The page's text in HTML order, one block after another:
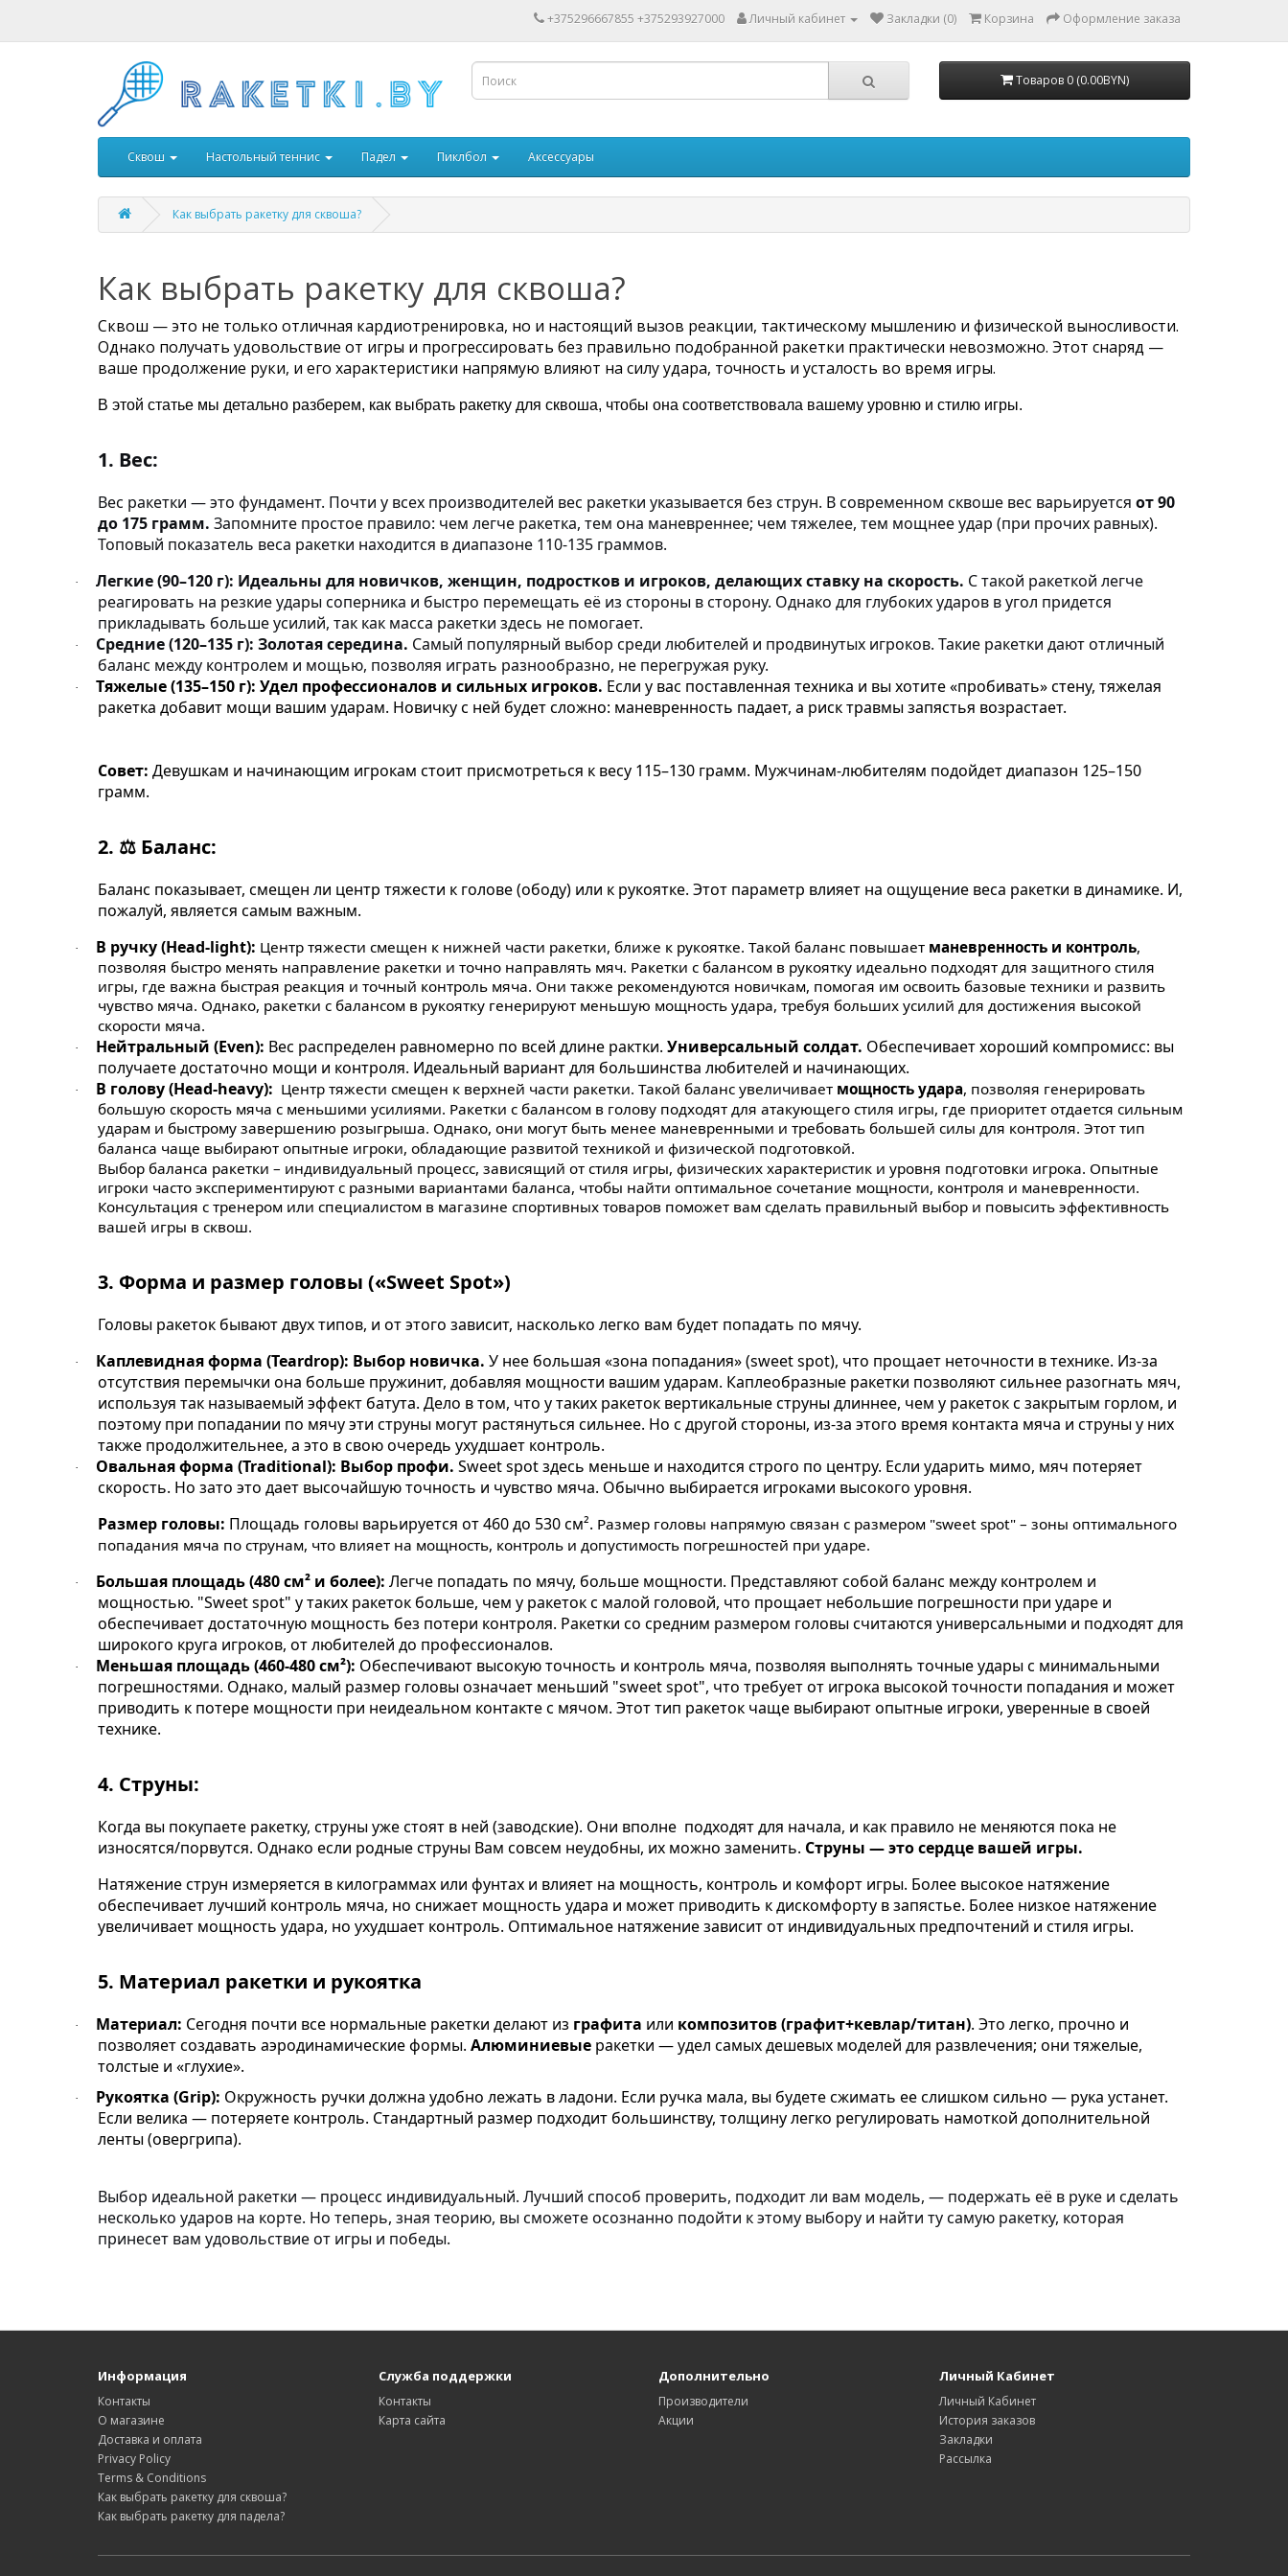
+375296667855 +375293927000 Личный кабинет Закладки (0) Корзина Оформление заказа
Товаров 0 (0.00BYN)
Сквош Настольный теннис Падел Пиклбол Аксессуары
Как выбрать ракетку для сквоша?
Как выбрать ракетку для сквоша?
Сквош — это не только отличная кардиотренировка, но и настоящий вызов реакции, тактическому мышлению и физической выносливости.
Однако получать удовольствие от игры и прогрессировать без правильно подобранной ракетки практически невозможно. Этот снаряд —
ваше продолжение руки, и его характеристики напрямую влияют на силу удара, точность и усталость во время игры.
В этой статье мы детально разберем, как выбрать ракетку для сквоша, чтобы она соответствовала вашему уровню и стилю игры.
1. Вес:
Вес ракетки — это фундамент. Почти у всех производителей вес ракетки указывается без струн. В современном сквоше вес варьируется от 90
до 175 грамм. Запомните простое правило: чем легче ракетка, тем она маневреннее; чем тяжелее, тем мощнее удар (при прочих равных).
Топовый показатель веса ракетки находится в диапазоне 110-135 граммов.
· Легкие (90–120 г): Идеальны для новичков, женщин, подростков и игроков, делающих ставку на скорость. С такой ракеткой легче
реагировать на резкие удары соперника и быстро перемещать её из стороны в сторону. Однако для глубоких ударов в угол придется
прикладывать больше усилий, так как масса ракетки здесь не помогает.
· Средние (120–135 г): Золотая середина. Самый популярный выбор среди любителей и продвинутых игроков. Такие ракетки дают отличный
баланс между контролем и мощью, позволяя играть разнообразно, не перегружая руку.
· Тяжелые (135–150 г): Удел профессионалов и сильных игроков. Если у вас поставленная техника и вы хотите «пробивать» стену, тяжелая
ракетка добавит мощи вашим ударам. Новичку с ней будет сложно: маневренность падает, а риск травмы запястья возрастает.
Совет: Девушкам и начинающим игрокам стоит присмотреться к весу 115–130 грамм. Мужчинам-любителям подойдет диапазон 125–150
грамм.
2. ⚖️ Баланс:
Баланс показывает, смещен ли центр тяжести к голове (ободу) или к рукоятке. Этот параметр влияет на ощущение веса ракетки в динамике. И,
пожалуй, является самым важным.
· В ручку (Head-light): Центр тяжести смещен к нижней части ракетки, ближе к рукоятке. Такой баланс повышает маневренность и контроль,
позволяя быстро менять направление ракетки и точно направлять мяч. Ракетки с балансом в рукоятку идеально подходят для защитного стиля
игры, где важна быстрая реакция и точный контроль мяча. Они также рекомендуются новичкам, помогая им освоить базовые техники и развить
чувство мяча. Однако, ракетки с балансом в рукоятку генерируют меньшую мощность удара, требуя больших усилий для достижения высокой
скорости мяча.
· Нейтральный (Even): Вес распределен равномерно по всей длине рактки. Универсальный солдат. Обеспечивает хороший компромисс: вы
получаете достаточно мощи и контроля. Идеальный вариант для большинства любителей и начинающих.
· В голову (Head-heavy): Центр тяжести смещен к верхней части ракетки. Такой баланс увеличивает мощность удара, позволяя генерировать
большую скорость мяча с меньшими усилиями. Ракетки с балансом в голову подходят для атакующего стиля игры, где приоритет отдается сильным
ударам и быстрому завершению розыгрыша. Однако, они могут быть менее маневренными и требовать большей силы для контроля. Этот тип
баланса чаще выбирают опытные игроки, обладающие развитой техникой и физической подготовкой.
Выбор баланса ракетки – индивидуальный процесс, зависящий от стиля игры, физических характеристик и уровня подготовки игрока. Опытные
игроки часто экспериментируют с разными вариантами баланса, чтобы найти оптимальное сочетание мощности, контроля и маневренности.
Консультация с тренером или специалистом в магазине спортивных товаров поможет вам сделать правильный выбор и повысить эффективность
вашей игры в сквош.
3. Форма и размер головы («Sweet Spot»)
Головы ракеток бывают двух типов, и от этого зависит, насколько легко вам будет попадать по мячу.
· Каплевидная форма (Teardrop): Выбор новичка. У нее большая «зона попадания» (sweet spot), что прощает неточности в технике. Из-за
отсутствия перемычки она больше пружинит, добавляя мощности вашим ударам. Каплеобразные ракетки позволяют сильнее разогнать мяч,
используя так называемый эффект батута. Дело в том, что у таких ракеток вертикальные струны длиннее, чем у ракеток с закрытым горлом, и
поэтому при попадании по мячу эти струны могут растянуться сильнее. Но с другой стороны, из-за этого время контакта мяча и струны у них
также продолжительнее, а это в свою очередь ухудшает контроль.
· Овальная форма (Traditional): Выбор профи. Sweet spot здесь меньше и находится строго по центру. Если ударить мимо, мяч потеряет
скорость. Но зато это дает высочайшую точность и чувство мяча. Обычно выбирается игроками высокого уровня.
Размер головы: Площадь головы варьируется от 460 до 530 см². Размер головы напрямую связан с размером "sweet spot" – зоны оптимального
попадания мяча по струнам, что влияет на мощность, контроль и допустимость погрешностей при ударе.
· Большая площадь (480 см² и более): Легче попадать по мячу, больше мощности. Представляют собой баланс между контролем и
мощностью. "Sweet spot" у таких ракеток больше, чем у ракеток с малой головой, что прощает небольшие погрешности при ударе и
обеспечивает достаточную мощность без потери контроля. Ракетки со средним размером головы считаются универсальными и подходят для
широкого круга игроков, от любителей до профессионалов.
· Меньшая площадь (460-480 см²): Обеспечивают высокую точность и контроль мяча, позволяя выполнять точные удары с минимальными
погрешностями. Однако, малый размер головы означает меньший "sweet spot", что требует от игрока высокой точности попадания и может
приводить к потере мощности при неидеальном контакте с мячом. Этот тип ракеток чаще выбирают опытные игроки, уверенные в своей
технике.
4. Струны:
Когда вы покупаете ракетку, струны уже стоят в ней (заводские). Они вполне подходят для начала, и как правило не меняются пока не
износятся/порвутся. Однако если родные струны Вам совсем неудобны, их можно заменить. Струны — это сердце вашей игры.
Натяжение струн измеряется в килограммах или фунтах и влияет на мощность, контроль и комфорт игры. Более высокое натяжение
обеспечивает лучший контроль мяча, но снижает мощность удара и может приводить к дискомфорту в запястье. Более низкое натяжение
увеличивает мощность удара, но ухудшает контроль. Оптимальное натяжение зависит от индивидуальных предпочтений и стиля игры.
5. Материал ракетки и рукоятка
· Материал: Сегодня почти все нормальные ракетки делают из графита или композитов (графит+кевлар/титан). Это легко, прочно и
позволяет создавать аэродинамические формы. Алюминиевые ракетки — удел самых дешевых моделей для развлечения; они тяжелые,
толстые и «глухие».
· Рукоятка (Grip): Окружность ручки должна удобно лежать в ладони. Если ручка мала, вы будете сжимать ее слишком сильно — рука устанет.
Если велика — потеряете контроль. Стандартный размер подходит большинству, толщину легко регулировать намоткой дополнительной
ленты (овергрипа).
Выбор идеальной ракетки — процесс индивидуальный. Лучший способ проверить, подходит ли вам модель, — подержать её в руке и сделать
несколько ударов на корте. Но теперь, зная теорию, вы сможете осознанно подойти к этому выбору и найти ту самую ракетку, которая
принесет вам удовольствие от игры и победы.
Информация
Контакты
О магазине
Доставка и оплата
Privacy Policy
Terms & Conditions
Как выбрать ракетку для сквоша?
Как выбрать ракетку для падела?
Служба поддержки
Контакты
Карта сайта
Дополнительно
Производители
Акции
Личный Кабинет
Личный Кабинет
История заказов
Закладки
Рассылка